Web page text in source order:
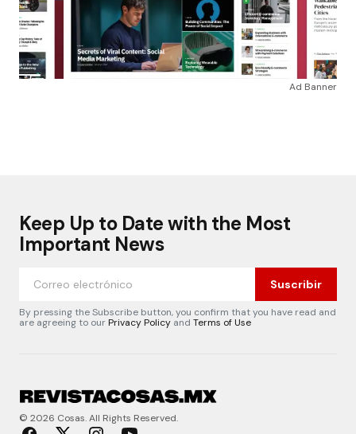
Ad Banner
Keep Up to Date with the Most
Important News
Suscribir
By pressing the Subscribe button, you confirm that you have read and
are agreeing to ourPrivacy Policy and Terms of Use
© 2026 Cosas. All Rights Reserved.